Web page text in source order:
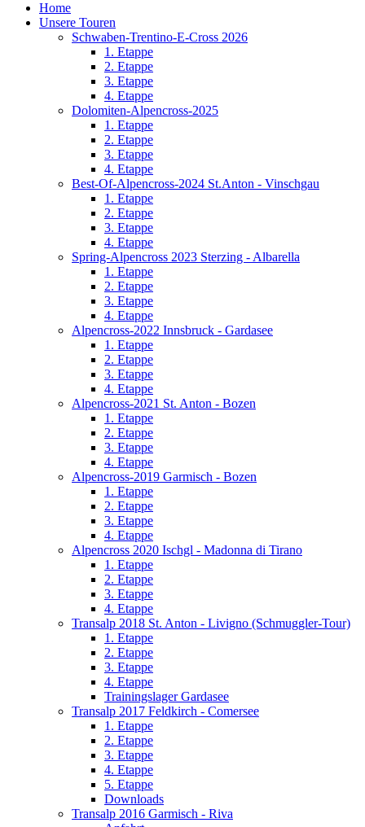
Home
Unsere Touren
Schwaben-Trentino-E-Cross 2026
1. Etappe
2. Etappe
3. Etappe
4. Etappe
Dolomiten-Alpencross-2025
1. Etappe
2. Etappe
3. Etappe
4. Etappe
Best-Of-Alpencross-2024 St.Anton - Vinschgau
1. Etappe
2. Etappe
3. Etappe
4. Etappe
Spring-Alpencross 2023 Sterzing - Albarella
1. Etappe
2. Etappe
3. Etappe
4. Etappe
Alpencross-2022 Innsbruck - Gardasee
1. Etappe
2. Etappe
3. Etappe
4. Etappe
Alpencross-2021 St. Anton - Bozen
1. Etappe
2. Etappe
3. Etappe
4. Etappe
Alpencross-2019 Garmisch - Bozen
1. Etappe
2. Etappe
3. Etappe
4. Etappe
Alpencross 2020 Ischgl - Madonna di Tirano
1. Etappe
2. Etappe
3. Etappe
4. Etappe
Transalp 2018 St. Anton - Livigno (Schmuggler-Tour)
1. Etappe
2. Etappe
3. Etappe
4. Etappe
Trainingslager Gardasee
Transalp 2017 Feldkirch - Comersee
1. Etappe
2. Etappe
3. Etappe
4. Etappe
5. Etappe
Downloads
Transalp 2016 Garmisch - Riva